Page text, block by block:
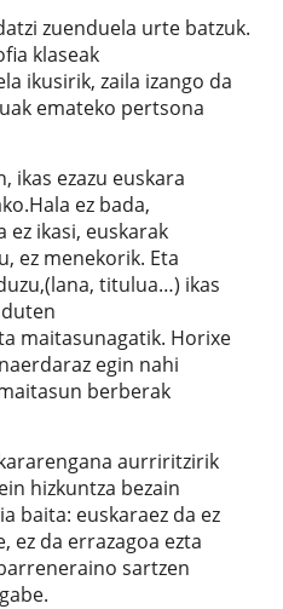
zuenduela urte batzuk.
klaseak
ikusirik, zaila izango da
emateko pertsona
ezazu euskara
ez bada,
ez ikasi, euskarak
ez menekorik. Eta
titulua…) ikas
maitasunagatik. Horixe
egin nahi
berberak
aurriritzirik
hizkuntza bezain
baita: euskaraez da ez
ez da errazagoa ezta
sartzen